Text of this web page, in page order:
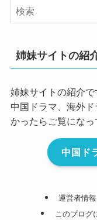
姉妹サイトの紹
姉妹サイトの紹介で
中国ドラマ、海外
かったらご覧になっ
中国ド
運営者情
このブログ